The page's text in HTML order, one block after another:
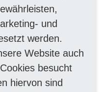
-
(m/w/d)
und
werden.
Website auch
besucht
hiervon sind